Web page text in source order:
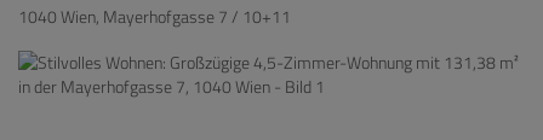
1040 Wien, Mayerhofgasse 7 / 10+11